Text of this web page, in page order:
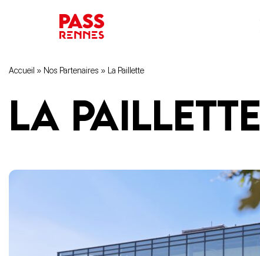
Accueil » Nos Partenaires » La Paillette
La Paillette